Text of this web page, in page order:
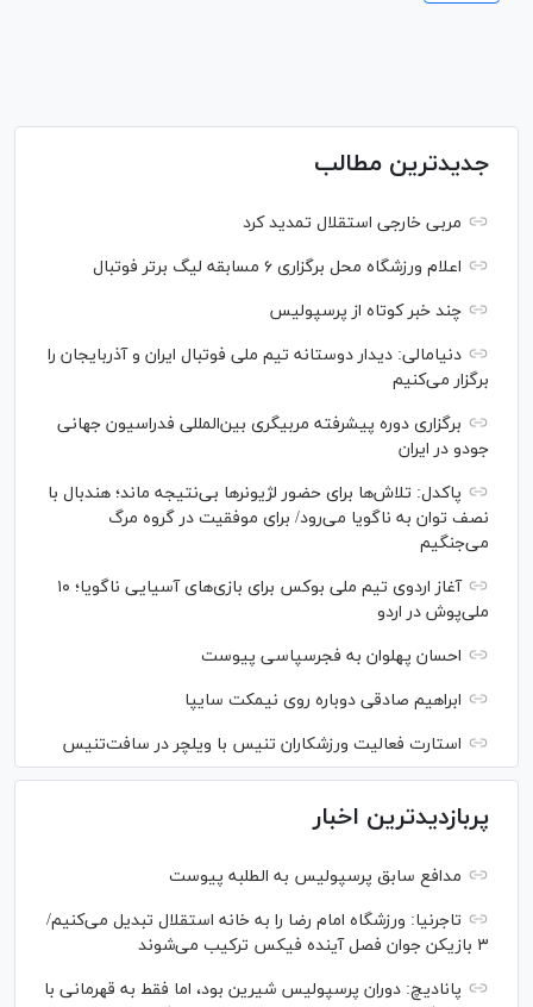
جدیدترین مطالب
مربی خارجی استقلال تمدید کرد
اعلام ورزشگاه محل برگزاری ۶ مسابقه لیگ برتر فوتبال
چند خبر کوتاه از پرسپولیس
دنیامالی: دیدار دوستانه تیم ملی فوتبال ایران و آذربایجان را
برگزار می‌کنیم
برگزاری دوره پیشرفته مربیگری بین‌المللی فدراسیون جهانی
جودو در ایران
پاکدل: تلاش‌ها برای حضور لژیونر‌ها بی‌نتیجه ماند؛ هندبال با
نصف توان به ناگویا می‌رود/ برای موفقیت در گروه مرگ
می‌جنگیم
آغاز اردوی تیم ملی بوکس برای بازی‌های آسیایی ناگویا؛ ۱۰
ملی‌پوش در اردو
احسان پهلوان به فجرسپاسی پیوست
ابراهیم صادقی دوباره روی نیمکت سایپا
استارت فعالیت ورزشکاران تنیس با ویلچر در سافت‌تنیس
پربازدیدترین اخبار
مدافع سابق پرسپولیس به الطلبه پیوست
تاجرنیا: ورزشگاه امام رضا را به خانه استقلال تبدیل می‌کنیم/
۳ بازیکن جوان فصل آینده فیکس ترکیب می‌شوند
پانادیچ: دوران پرسپولیس شیرین بود، اما فقط به قهرمانی با